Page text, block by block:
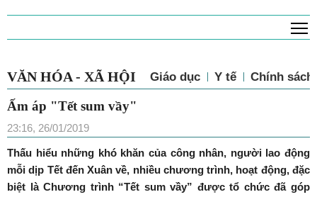
VĂN HÓA - XÃ HỘI Giáo dục Y tế Chính sách
Ấm áp "Tết sum vầy"
23:16, 26/01/2019
Thấu hiểu những khó khăn của công nhân, người lao động
mỗi dịp Tết đến Xuân về, nhiều chương trình, hoạt động, đặc
biệt là Chương trình “Tết sum vầy” được tổ chức đã góp